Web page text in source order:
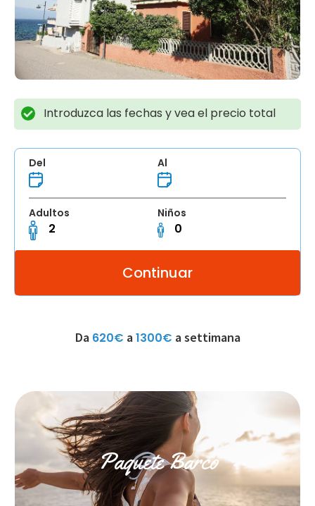
Introduzca las fechas y vea el precio total
Del Al
Adultos Niños
Da 620€ a1300€ a settimana
Paquete Barco